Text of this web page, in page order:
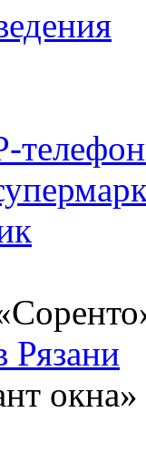
Рязани